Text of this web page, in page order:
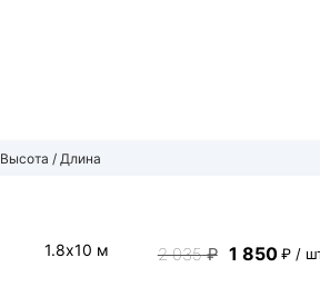
Высота / Длина
1.8х10 м 2 035₽ 1 850 ₽ /